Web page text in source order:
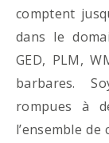
comptent
dans le
GED, PLM,
barbares.
rompues à
l’ensemble de